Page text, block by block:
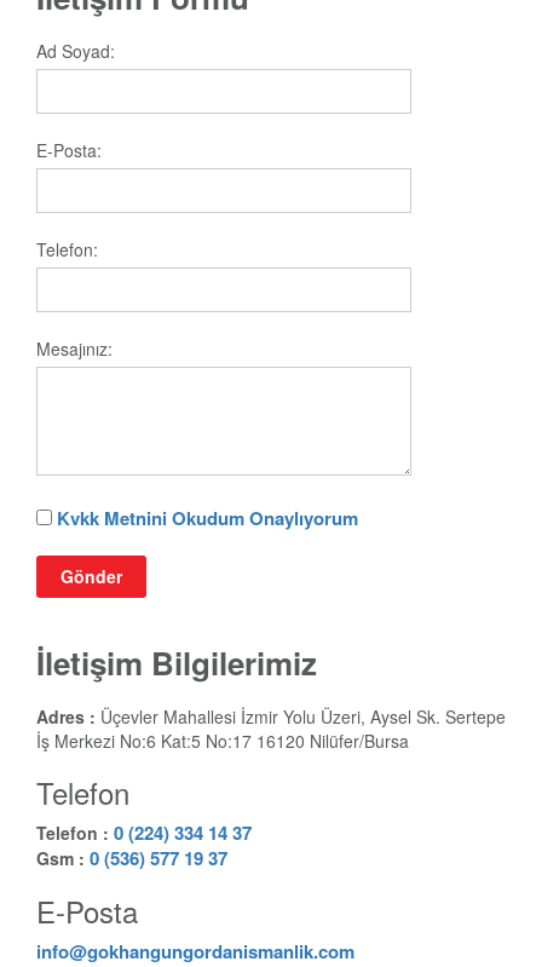
Ad Soyad:
E-Posta:
Telefon:
Mesajınız:
Kvkk Metnini Okudum Onaylıyorum
Gönder
İletişim Bilgilerimiz
Adres : Üçevler Mahallesi İzmir Yolu Üzeri, Aysel Sk. Sertepe
İş Merkezi No:6 Kat:5 No:17 16120 Nilüfer/Bursa
Telefon
Telefon : 0 (224)334 14 37
Gsm : 0 (536) 577 19 37
E-Posta
info@gokhangungordanismanlik.com